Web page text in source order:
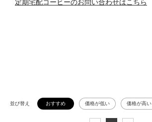
定期宅配コーヒーのお問い合わせはこちら
並び替え おすすめ 価格が低い 価格が高い